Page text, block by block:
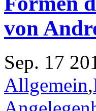
von
Sep. 17
Allgemein,